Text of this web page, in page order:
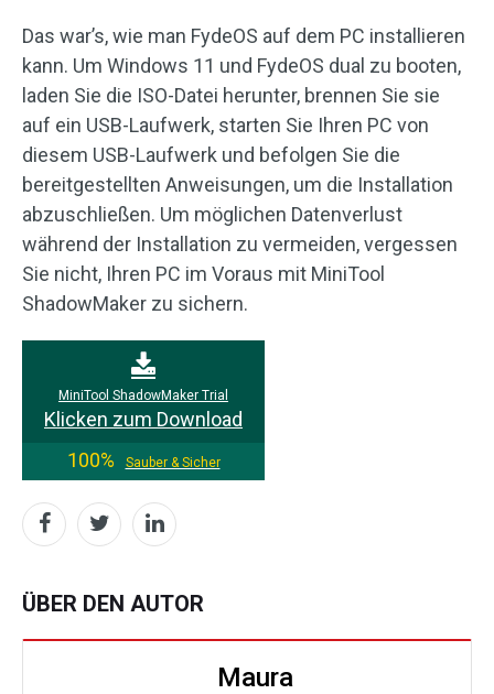
Das war’s, wie man FydeOS auf dem PC installieren
kann. Um Windows 11 und FydeOS dual zu booten,
laden Sie die ISO-Datei herunter, brennen Sie sie
auf ein USB-Laufwerk, starten Sie Ihren PC von
diesem USB-Laufwerk und befolgen Sie die
bereitgestellten Anweisungen, um die Installation
abzuschließen. Um möglichen Datenverlust
während der Installation zu vermeiden, vergessen
Sie nicht, Ihren PC im Voraus mit MiniTool
ShadowMaker zu sichern.
MiniTool ShadowMaker Trial
Klicken zum Download
100%
Sauber & Sicher
ÜBER DEN AUTOR
Maura